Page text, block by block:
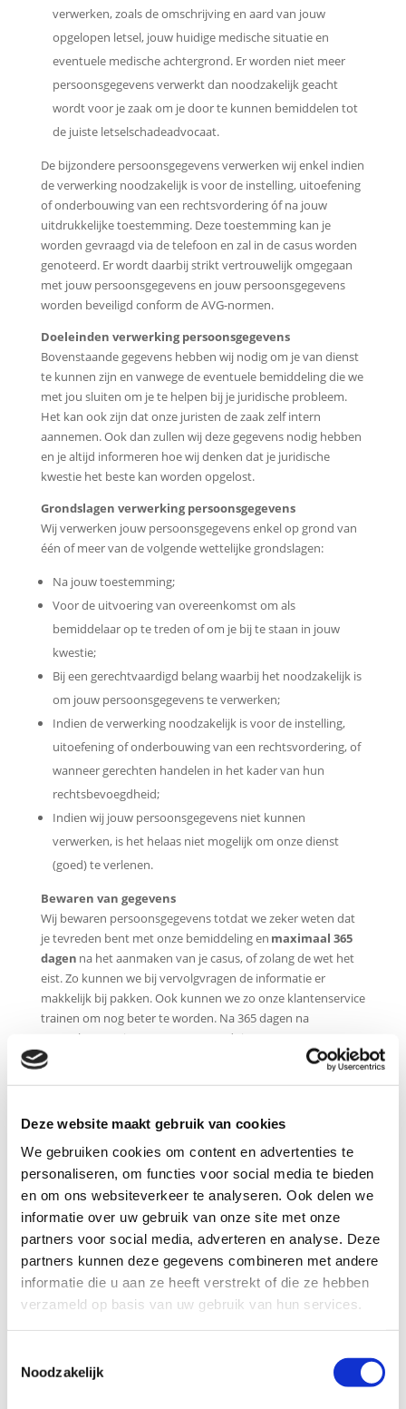
Deze website maakt gebruik van cookies
We gebruiken cookies om content en advertenties te
personaliseren, om functies voor social media te bieden
en om ons websiteverkeer te analyseren. Ook delen we
informatie over uw gebruik van onze site met onze
partners voor social media, adverteren en analyse. Deze
partners kunnen deze gegevens combineren met andere
informatie die u aan ze heeft verstrekt of die ze hebben
verzameld op basis van uw gebruik van hun services.
Noodzakelijk
verwerken, zoals de omschrijving en aard van jouw
opgelopen letsel, jouw huidige medische situatie en
eventuele medische achtergrond. Er worden niet meer
persoonsgegevens verwerkt dan noodzakelijk geacht
wordt voor je zaak om je door te kunnen bemiddelen tot
de juiste letselschadeadvocaat.
De bijzondere persoonsgegevens verwerken wij enkel indien
de verwerking noodzakelijk is voor de instelling, uitoefening
of onderbouwing van een rechtsvordering óf na jouw
uitdrukkelijke toestemming. Deze toestemming kan je
worden gevraagd via de telefoon en zal in de casus worden
genoteerd. Er wordt daarbij strikt vertrouwelijk omgegaan
met jouw persoonsgegevens en jouw persoonsgegevens
worden beveiligd conform de AVG-normen.
Doeleinden verwerking persoonsgegevens
Bovenstaande gegevens hebben wij nodig om je van dienst
te kunnen zijn en vanwege de eventuele bemiddeling die we
met jou sluiten om je te helpen bij je juridische probleem.
Het kan ook zijn dat onze juristen de zaak zelf intern
aannemen. Ook dan zullen wij deze gegevens nodig hebben
en je altijd informeren hoe wij denken dat je juridische
kwestie het beste kan worden opgelost.
Grondslagen verwerking persoonsgegevens
Wij verwerken jouw persoonsgegevens enkel op grond van
één of meer van de volgende wettelijke grondslagen:
Na jouw toestemming;
Voor de uitvoering van overeenkomst om als
bemiddelaar op te treden of om je bij te staan in jouw
kwestie;
Bij een gerechtvaardigd belang waarbij het noodzakelijk is
om jouw persoonsgegevens te verwerken;
Indien de verwerking noodzakelijk is voor de instelling,
uitoefening of onderbouwing van een rechtsvordering, of
wanneer gerechten handelen in het kader van hun
rechtsbevoegdheid;
Indien wij jouw persoonsgegevens niet kunnen
verwerken, is het helaas niet mogelijk om onze dienst
(goed) te verlenen.
Bewaren van gegevens
Wij bewaren persoonsgegevens totdat we zeker weten dat
je tevreden bent met onze bemiddeling en maximaal 365
dagen na het aanmaken van je casus, of zolang de wet het
eist. Zo kunnen we bij vervolgvragen de informatie er
makkelijk bij pakken. Ook kunnen we zo onze klantenservice
trainen om nog beter te worden. Na 365 dagen na
aanmaken van jouw gegevens wordt jouw aanvraag
geanonimiseerd.
Je kunt je tevens abonneren op onze nieuwsbrief. Hierin lees
diensten. Dit abonnement kun je op ieder moment
opzeggen. Iedere nieuwsbrief bevat een afmeldlink. Jouw e-
mailadres wordt alleen met jouw toestemming toegevoegd
aan de lijst van abonnees. Deze gegevens worden bewaard
totdat je het abonnement opzegt.
Tot slot word je gevraagd om een recensie achter te laten
over de diensten van www.ls-advocatenstrafrecht.nl. Je hebt
het recht om zelf je recensie aan te passen en/of te
verwijderen.
Persoonsgegevens jonger dan 16 jaar
verzamelen over websitebezoekers die jonger zijn dan 16
jaar, tenzij ze toestemming hebben van ouders of voogd.